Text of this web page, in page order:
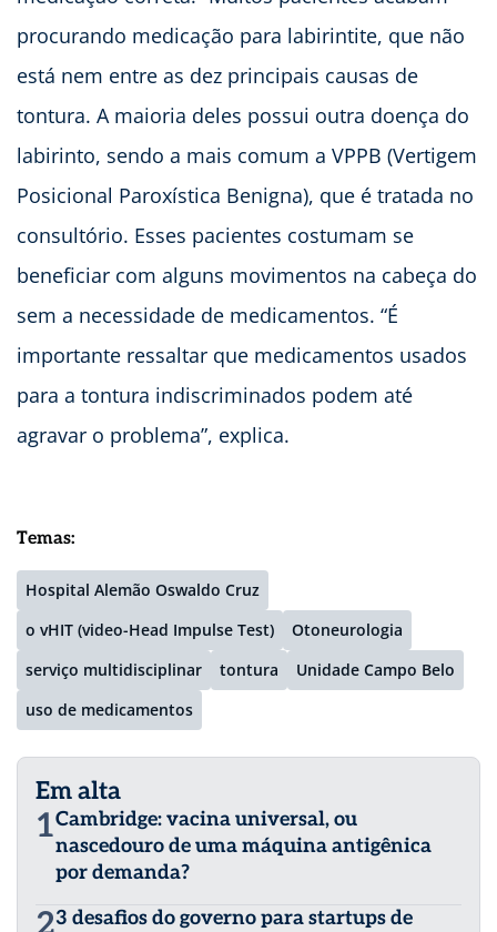
procurando medicação para labirintite, que não
está nem entre as dez principais causas de
tontura. A maioria deles possui outra doença do
labirinto, sendo a mais comum a VPPB (Vertigem
Posicional Paroxística Benigna), que é tratada no
consultório. Esses pacientes costumam se
beneficiar com alguns movimentos na cabeça do
sem a necessidade de medicamentos. “É
importante ressaltar que medicamentos usados
para a tontura indiscriminados podem até
agravar o problema”, explica.
Temas:
Hospital Alemão Oswaldo Cruz
o vHIT (video-Head Impulse Test)
Otoneurologia
serviço multidisciplinar
tontura
Unidade Campo Belo
uso de medicamentos
Em alta
1Cambridge: vacina universal, ou
nascedouro de uma máquina antigênica
por demanda?
3 desafios do governo para startups de